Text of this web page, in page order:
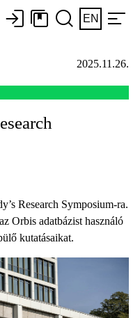
EN
2025.11.26.
Research Symposium-ra.
Orbis adatbázist használó
kutatásaikat.